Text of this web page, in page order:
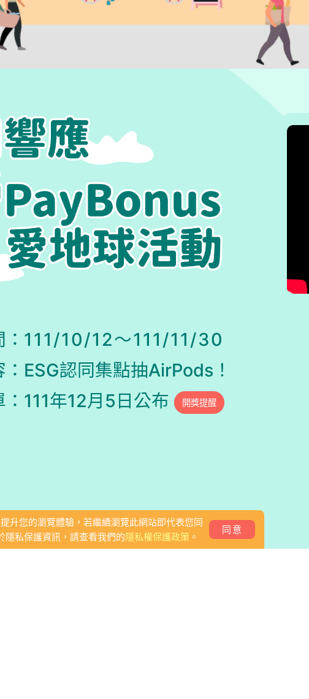
111/10/12～111/11/30
ESG認同集點抽AirPods！
111年12月5日公布 開獎提醒
升您的瀏覽體驗，若繼續瀏覽此網站即代表您同
私保護資訊，請查看我們的隱私權保護政策。
同意